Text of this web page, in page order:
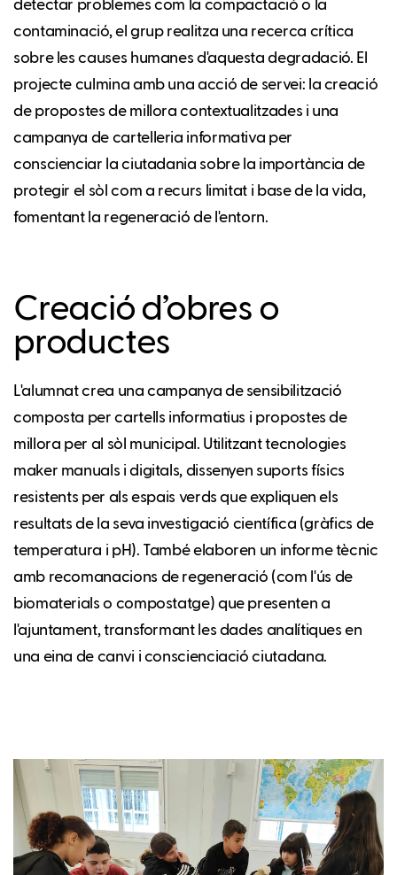
detectar problemes com la compactació o la
contaminació, el grup realitza una recerca crítica
sobre les causes humanes d'aquesta degradació. El
projecte culmina amb una acció de servei: la creació
de propostes de millora contextualitzades i una
campanya de cartelleria informativa per
conscienciar la ciutadania sobre la importància de
protegir el sòl com a recurs limitat i base de la vida,
fomentant la regeneració de l'entorn.
Creació d’obres o
productes
L'alumnat crea una campanya de sensibilització
composta per cartells informatius i propostes de
millora per al sòl municipal. Utilitzant tecnologies
maker manuals i digitals, dissenyen suports físics
resistents per als espais verds que expliquen els
resultats de la seva investigació científica (gràfics de
temperatura i pH). També elaboren un informe tècnic
amb recomanacions de regeneració (com l'ús de
biomaterials o compostatge) que presenten a
l'ajuntament, transformant les dades analítiques en
una eina de canvi i conscienciació ciutadana.